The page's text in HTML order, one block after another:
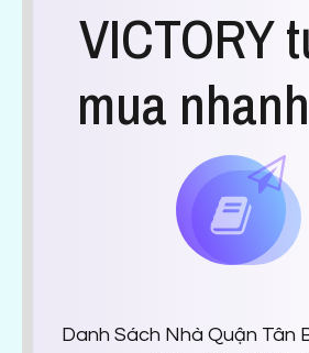
VICTORY
mua
Danh Sách Nhà Quận Tân